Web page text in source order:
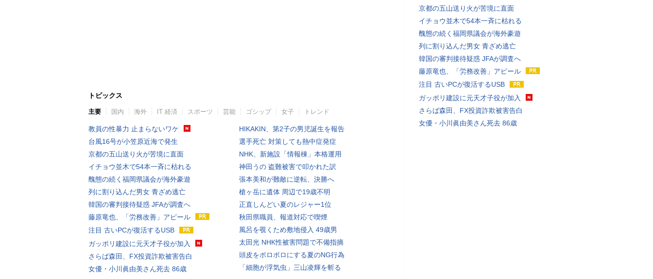
トピックス
主要 国内 海外 IT 経済 スポーツ 芸能 ゴシップ 女子 トレンド
教員の性暴力 止まらないワケ
台風16号が小笠原近海で発生
京都の五山送り火が苦境に直面
イチョウ並木で54本一斉に枯れる
醜態の続く福岡県議会が海外豪遊
列に割り込んだ男女 青ざめ逃亡
韓国の審判接待疑惑 JFAが調査へ
藤原竜也、「労務改善」アピール
注目 古いPCが復活するUSB
ガッポリ建設に元天才子役が加入
さらば森田、FX投資詐欺被害告白
女優・小川眞由美さん死去 86歳
HIKAKIN、第2子の男児誕生を報告
選手死亡 対策しても熱中症発症
NHK、新施設「情報棟」本格運用
神田うの 盗難被害で叩かれた訳
張本美和が難敵に逆転、決勝へ
槍ヶ岳に遺体 周辺で19歳不明
正直しんどい夏のレジャー1位
秋田県職員、報道対応で喫煙
風呂を覗くため敷地侵入 49歳男
太田光 NHK性被害問題で不備指摘
頭皮をボロボロにする夏のNG行為
「細胞が浮気虫」三山凌輝を斬る
京都の五山送り火が苦境に直面
イチョウ並木で54本一斉に枯れる
醜態の続く福岡県議会が海外豪遊
列に割り込んだ男女 青ざめ逃亡
韓国の審判接待疑惑 JFAが調査へ
藤原竜也、「労務改善」アピール
注目 古いPCが復活するUSB
ガッポリ建設に元天才子役が加入
さらば森田、FX投資詐欺被害告白
女優・小川眞由美さん死去 86歳